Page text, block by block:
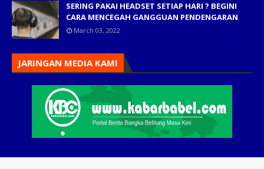
SERING PAKAI HEADSET SETIAP HARI ? BEGINI
CARA MENCEGAH GANGGUAN PENDENGARAN
March 03, 2022
JARINGAN MEDIA KAMI